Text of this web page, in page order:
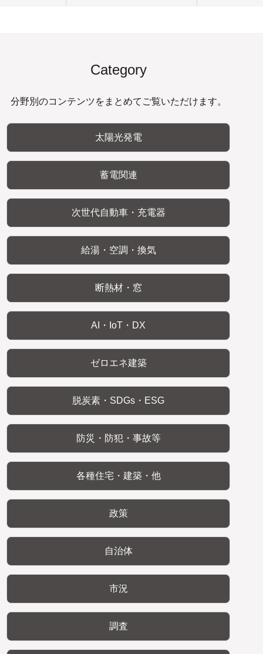
Category
分野別のコンテンツをまとめてご覧いただけます。
太陽光発電
蓄電関連
次世代自動車・充電器
給湯・空調・換気
断熱材・窓
AI・IoT・DX
ゼロエネ建築
脱炭素・SDGs・ESG
防災・防犯・事故等
各種住宅・建築・他
政策
自治体
市況
調査